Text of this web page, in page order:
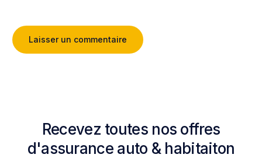
Recevez toutes nos offres
d'assurance auto & habitaiton